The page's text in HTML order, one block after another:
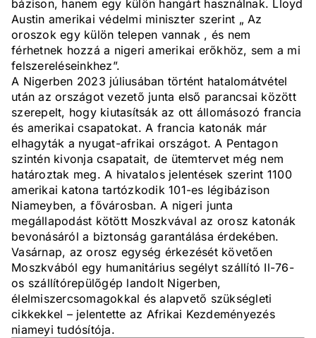
bázison, hanem egy külön hangárt használnak. Lloyd
Austin amerikai védelmi miniszter szerint „ Az
oroszok egy külön telepen vannak , és nem
férhetnek hozzá a nigeri amerikai erőkhöz, sem a mi
felszereléseinkhez”.
A Nigerben 2023 júliusában történt hatalomátvétel
után az országot vezető junta első parancsai között
szerepelt, hogy kiutasítsák az ott állomásozó francia
és amerikai csapatokat. A francia katonák már
elhagyták a nyugat-afrikai országot. A Pentagon
szintén kivonja csapatait, de ütemtervet még nem
határoztak meg. A hivatalos jelentések szerint 1100
amerikai katona tartózkodik 101-es légibázison
Niameyben, a fővárosban. A nigeri junta
megállapodást kötött Moszkvával az orosz katonák
bevonásáról a biztonság garantálása érdekében.
Vasárnap, az orosz egység érkezését követően
Moszkvából egy humanitárius segélyt szállító Il-76-
os szállítórepülőgép landolt Nigerben,
élelmiszercsomagokkal és alapvető szükségleti
cikkekkel – jelentette az Afrikai Kezdeményezés
niameyi tudósítója.